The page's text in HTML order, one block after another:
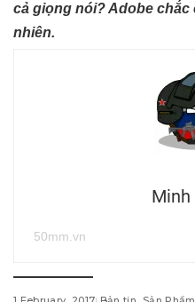
cả giọng nói? Adobe chắc
nhiên.
Minh
50mm.vn